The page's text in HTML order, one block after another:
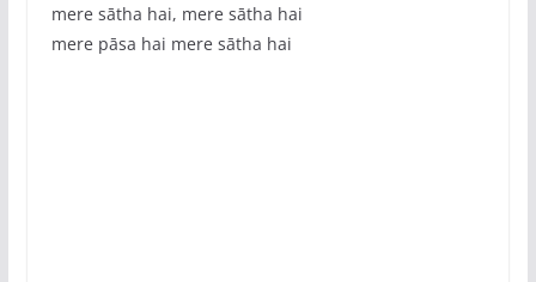
mere sātha hai, mere sātha hai
mere pāsa hai mere sātha hai